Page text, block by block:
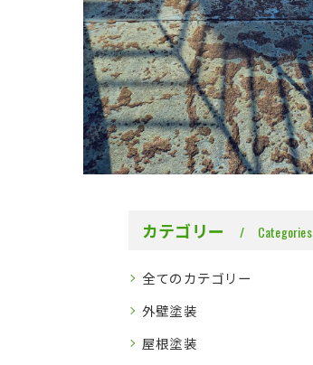
カテゴリー Categories
全てのカテゴリー
外壁塗装
屋根塗装